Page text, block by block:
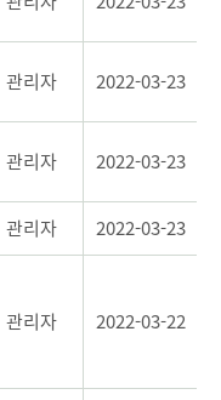
관리자 2022-03-23
관리자 2022-03-23
관리자
2022-03-23
관리자 2022-03-22